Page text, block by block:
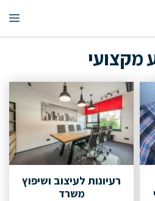
מקצועי
רעיונות לעיצוב ושיפוץ
משרד